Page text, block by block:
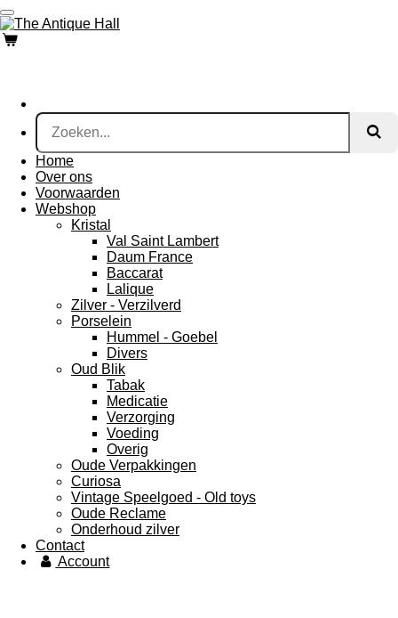
Ga
direct
naar
Home
Over ons
Voorwaarden
Webshop
Kristal
Val Saint Lambert
Daum France
Baccarat
Lalique
Zilver - Verzilverd
Porselein
Hummel - Goebel
Divers
Oud Blik
Tabak
Medicatie
Verzorging
Voeding
Overig
Oude Verpakkingen
Curiosa
Vintage Speelgoed - Old toys
Oude Reclame
Onderhoud zilver
Contact
Account